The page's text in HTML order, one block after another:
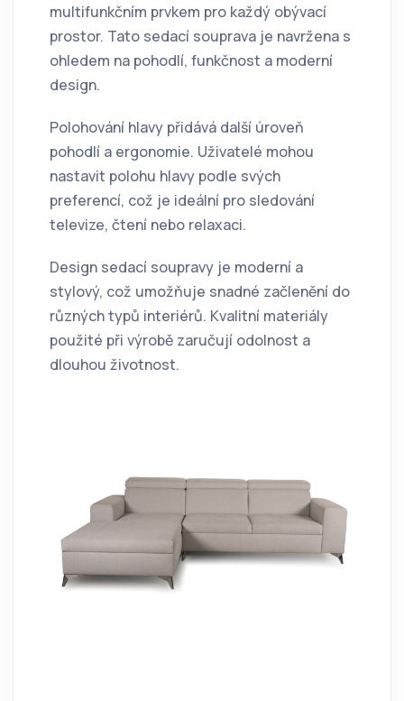
multifunkčním prvkem pro každý obývací
prostor. Tato sedací souprava je navržena s
ohledem na pohodlí, funkčnost a moderní
design.
Polohování hlavy přidává další úroveň
pohodlí a ergonomie. Uživatelé mohou
nastavit polohu hlavy podle svých
preferencí, což je ideální pro sledování
televize, čtení nebo relaxaci.
Design sedací soupravy je moderní a
stylový, což umožňuje snadné začlenění do
různých typů interiérů. Kvalitní materiály
použité při výrobě zaručují odolnost a
dlouhou životnost.